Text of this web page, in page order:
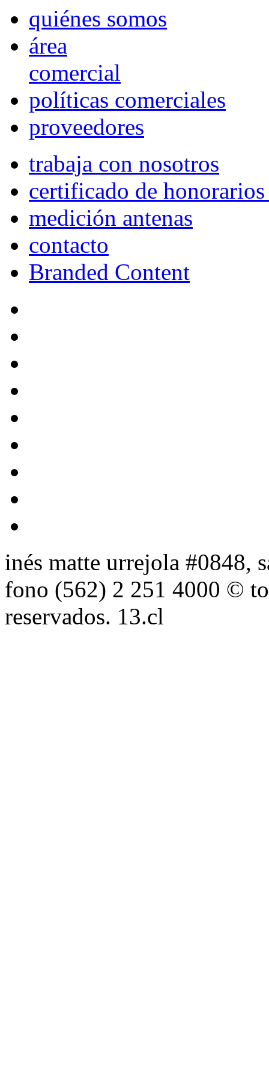
quiénes somos
área
comercial
políticas comerciales
proveedores
trabaja con nosotros
certificado de
medición antenas
contacto
Branded Content
inés matte urrejola #0848,
fono (562) 2 251 4000 ©
reservados. 13.cl